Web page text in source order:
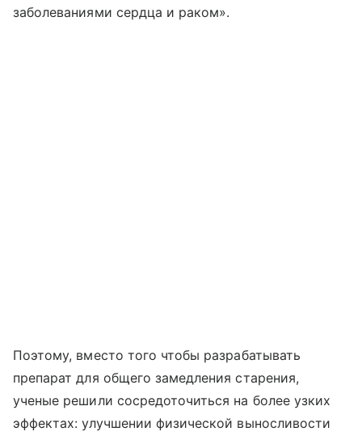
заболеваниями сердца и раком».
Поэтому, вместо того чтобы разрабатывать
препарат для общего замедления старения,
ученые решили сосредоточиться на более узких
эффектах: улучшении физической выносливости